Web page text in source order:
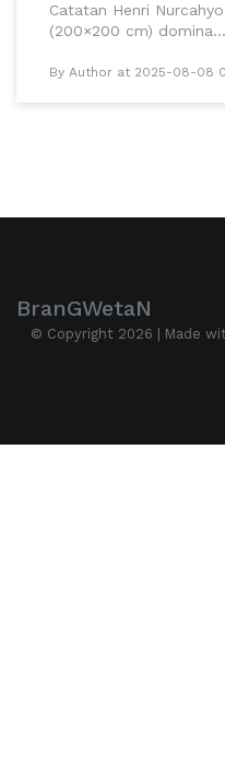
Catatan Henri
(200×200 cm) domina...
By Author at 2025-08-08
BranGWetaN
© Copyright 2026 | Made